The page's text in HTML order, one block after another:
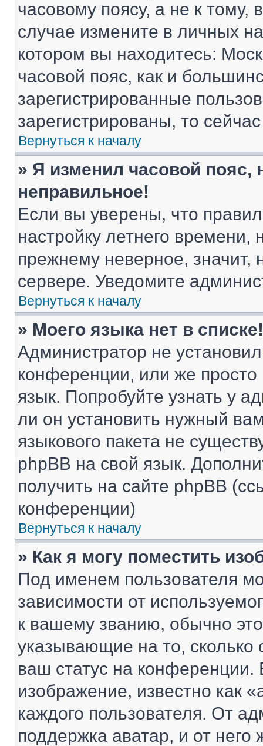
часовому поясу, а не к тому,
случае измените в личных
котором вы находитесь:
часовой пояс, как и
зарегистрированные
зарегистрированы, то
Вернуться к началу
» Я изменил часовой пояс,
неправильное!
Если вы уверены, что
настройку летнего
прежнему неверное, значит,
сервере. Уведомите
Вернуться к началу
» Моего языка нет в списке!
Администратор не
конференции, или же
язык. Попробуйте узнать у
ли он установить нужный
языкового пакета не
phpBB на свой язык.
получить на сайте phpBB
конференции)
Вернуться к началу
» Как я могу поместить
Под именем пользователя
зависимости от
к вашему званию, обычно это
указывающие на то,
ваш статус на
изображение, известно как
каждого пользователя. От
поддержка аватар, и от него